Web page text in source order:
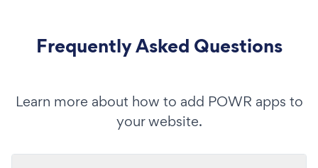
Frequently Asked Questions
Learn more about how to add POWR apps to
your website.